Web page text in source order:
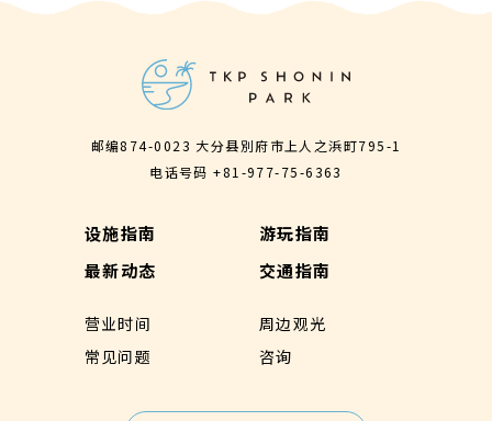
邮编874-0023 大分县別府市上人之浜町795-1
电话号码+81-977-75-6363
设施指南
游玩指南
最新动态
交通指南
营业时间
周边观光
常见问题
咨询